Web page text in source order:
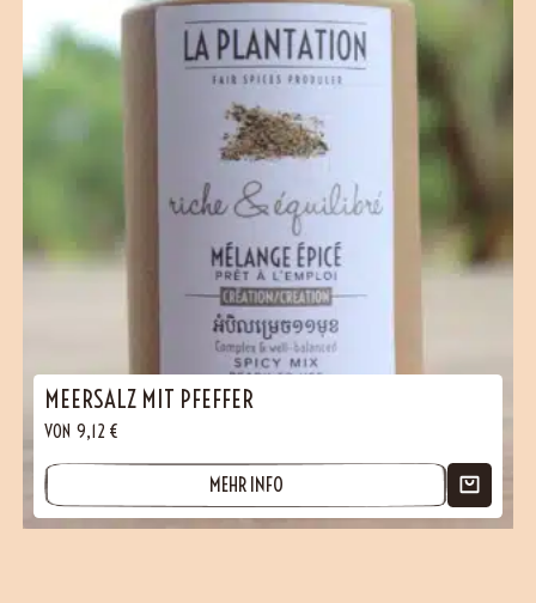
MEERSALZ MIT PFEFFER
VON 9,12 €
MEHR INFO